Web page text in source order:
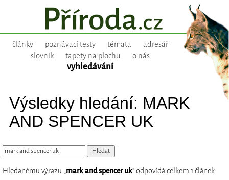
články poznávací testy témata
adresář
slovník
tapety na plochu o nás
vyhledávání
Výsledky hledání: MARK
AND SPENCER UK
Hledanému výrazu „mark and spencer uk“ odpovídá celkem 1 článek: